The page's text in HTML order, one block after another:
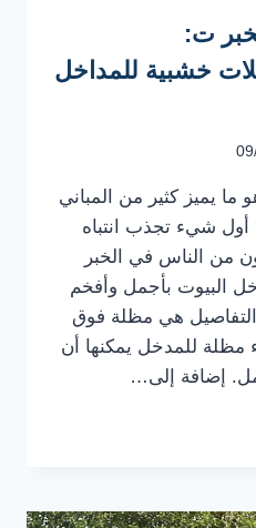
ت:
، مظلات خشبية للمداخل
ما يميز كثير من المباني
أول شيء تجذب انتباه
من الناس في الخبر
البيوت بأجمل وأفخم
هي مظلة فوق
مظلة للمدخل يمكنها أن
إضافة إلى…